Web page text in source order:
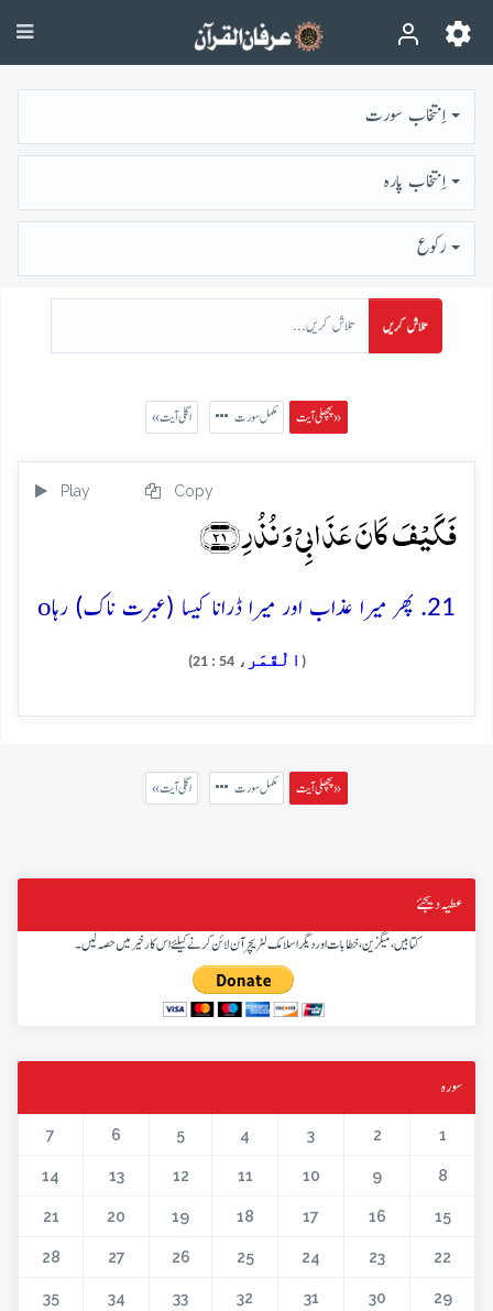
اِنتخاب سورت
اِنتخاب پارہ
رُكوع
تلاش کریں
پچھلی آیت » مکمل سورت « اگلی آیت
Play Copy
فَکَیۡفَ کَانَ عَذَابِیۡ وَ نُذُرِ ﴿۲۱﴾
21. پھر میرا عذاب اور میرا ڈرانا کیسا (عبرت ناک) رہا o
( الْقَمَر ، 54 : 21)
پچھلی آیت » مکمل سورت « اگلی آیت
عطیہ دیجئے
کتابیں، میگزین، خطابات اور دیگر اسلامک لٹریچر آن لائن کرنے کیلئے اس کار خیر میں حصہ لیں۔
سورہ
1
2
3
4
5
6
7
8
9
10
11
12
13
14
15
16
17
18
19
20
21
22
23
24
25
26
27
28
29
30
31
32
33
34
35